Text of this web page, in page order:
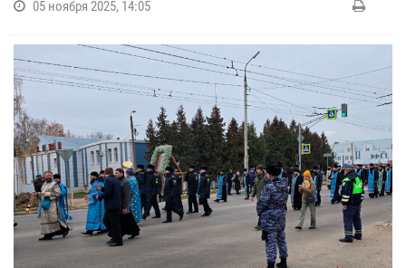
05 ноября 2025, 14:05